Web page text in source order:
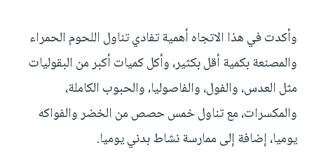
وأكدت في هذا الاتجاه أهمية تفادي تناول اللحوم الحمراء
والمصنعة بكمية أقل بكثير، وأكل كميات أكبر من البقوليات
مثل العدس، والفول، والفاصوليا، والحبوب الكاملة،
والمكسرات، مع تناول خمس حصص من الخضر والفواكه
يوميا، إضافة إلى ممارسة نشاط بدني يوميا.